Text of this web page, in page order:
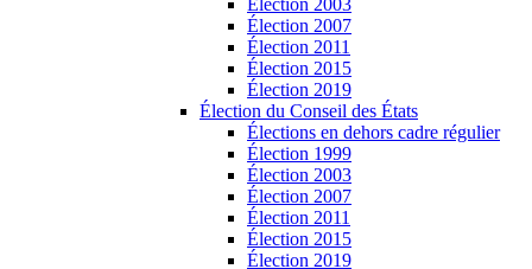
Élection 2003
Élection 2007
Élection 2011
Élection 2015
Élection 2019
Élection du Conseil des États
Élections en dehors cadre régulier
Élection 1999
Élection 2003
Élection 2007
Élection 2011
Élection 2015
Élection 2019